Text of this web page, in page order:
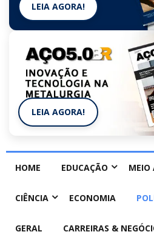
LEIA AGORA!
LEIA AGORA!
HOME EDUCAÇÃO MEIO
CIÊNCIA ECONOMIA
GERAL CARREIRAS &